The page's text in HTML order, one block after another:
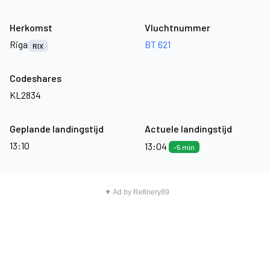
Herkomst
Riga
RIX
Vluchtnummer
BT 621
Codeshares
KL2834
Geplande landingstijd
13:10
Actuele landingstijd
13:04
-5 min
▼ Ad by Refinery89